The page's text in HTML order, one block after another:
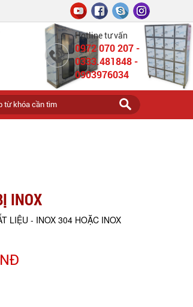
Hotline tư vấn
0972 070 207 -
0333.481848 -
0903976034
INOX
LIỆU - INOX 304 HOẶC INOX